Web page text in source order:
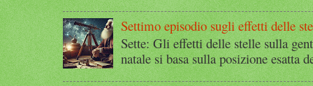
Settimo episodio sugli effetti delle
Sette: Gli effetti delle stelle sulla
natale si basa sulla posizione esatta